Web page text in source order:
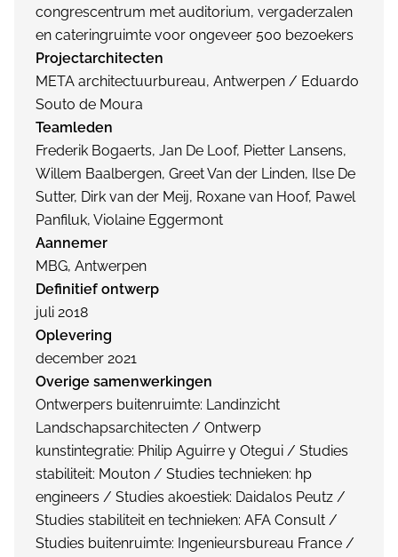
congrescentrum met auditorium, vergaderzalen
en cateringruimte voor ongeveer 500 bezoekers
Projectarchitecten
META architectuurbureau, Antwerpen / Eduardo
Souto de Moura
Teamleden
Frederik Bogaerts, Jan De Loof, Pietter Lansens,
Willem Baalbergen, Greet Van der Linden, Ilse De
Sutter, Dirk van der Meij, Roxane van Hoof, Pawel
Panfiluk, Violaine Eggermont
Aannemer
MBG, Antwerpen
Definitief ontwerp
juli 2018
Oplevering
december 2021
Overige samenwerkingen
Ontwerpers buitenruimte: Landinzicht
Landschapsarchitecten / Ontwerp
kunstintegratie: Philip Aguirre y Otegui / Studies
stabiliteit: Mouton / Studies technieken: hp
engineers / Studies akoestiek: Daidalos Peutz /
Studies stabiliteit en technieken: AFA Consult /
Studies buitenruimte: Ingenieursbureau France /